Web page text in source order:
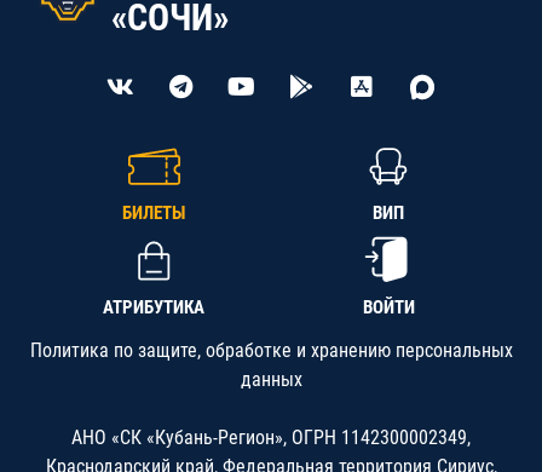
«СОЧИ»
БИЛЕТЫ ВИП
АТРИБУТИКА ВОЙТИ
Политика по защите, обработке и хранению персональных
данных
АНО «СК «Кубань-Регион», ОГРН 1142300002349,
Краснодарский край, Федеральная территория Сириус,